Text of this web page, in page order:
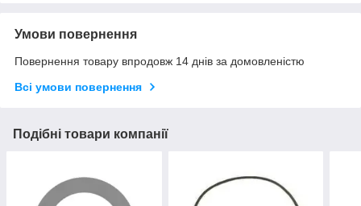
Умови повернення
Повернення товару впродовж 14 днів за домовленістю
Всі умови повернення
Подібні товари компанії